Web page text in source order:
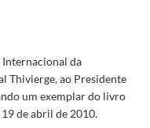
Internacional da
Thivierge, ao Presidente
um exemplar do livro
de abril de 2010.